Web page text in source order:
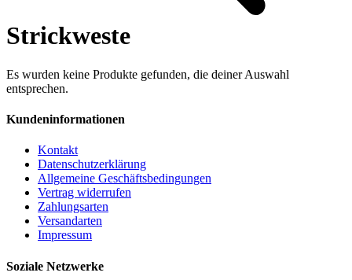
Strickweste
Es wurden keine Produkte gefunden, die deiner Auswahl
entsprechen.
Kundeninformationen
Kontakt
Datenschutzerklärung
Allgemeine Geschäftsbedingungen
Vertrag widerrufen
Zahlungsarten
Versandarten
Impressum
Soziale Netzwerke